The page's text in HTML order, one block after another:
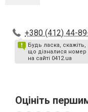
+380 (412) 44-
Будь ласка, скажіть,
що дізналися номер
на сайті 0412.ua
Оцініть